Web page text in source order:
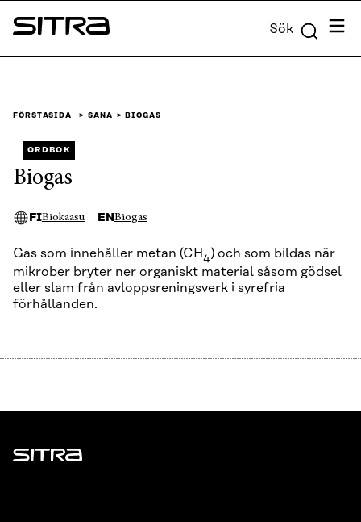
Skip to
content
Sitra Sök Meny
FÖRSTASIDA SANA BIOGAS
ORDBOK
Biogas
FIBiokaasu EN Biogas
Gas som innehåller metan (CH4) och som bildas när
mikrober bryter ner organiskt material såsom gödsel
eller slam från avloppsreningsverk i syrefria
förhållanden.
Sitra